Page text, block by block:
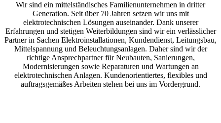
Wir sind ein mittelständisches Familienunternehmen in dritter
Generation. Seit über 70 Jahren setzen wir uns mit
elektrotechnischen Lösungen auseinander. Dank unserer
Erfahrungen und stetigen Weiterbildungen sind wir ein verlässlicher
Partner in Sachen Elektroinstallationen, Kundendienst, Leitungsbau,
Mittelspannung und Beleuchtungsanlagen. Daher sind wir der
richtige Ansprechpartner für Neubauten, Sanierungen,
Modernisierungen sowie Reparaturen und Wartungen an
elektrotechnischen Anlagen. Kundenorientiertes, flexibles und
auftragsgemäßes Arbeiten stehen bei uns im Vordergrund.